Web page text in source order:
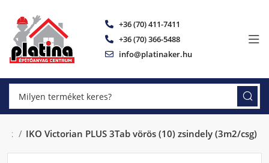
+36 (70) 411-7411
+36 (70) 366-5488
info@platinaker.hu
IKO Victorian PLUS 3Tab vörös (10) zsindely (3m2/csg)